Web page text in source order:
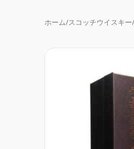
ホーム/スコッチウイスキー/